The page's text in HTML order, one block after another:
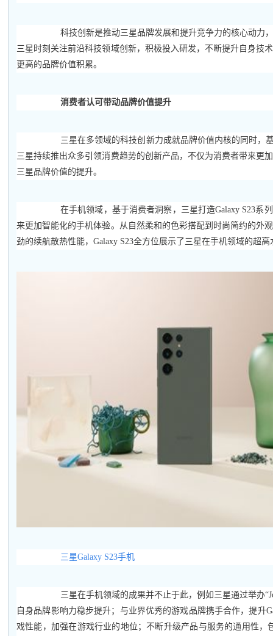
科技创新是推动三星品牌发展和提升竞争力的核心动力
三星时刻关注前沿科技领域创新，积极投入研发，不断提升自身技
更高的品牌价值积累。
消费者认可带动品牌价值提升
三星在多领域的科技创新力成就品牌价值内核的同时，
三星持续推出众多引领消费趋势的创新产品，不仅为消费者带来更
三星品牌价值的提升。
在手机领域，基于消费者洞察，三星打造Galaxy S23系
来更加智能化的手机体验。从自然柔和的色彩搭配到时尚简约的外
劲的续航散热性能，Galaxy S23全方位展示了三星在手机领域的超高
三星Galaxy S23手机
三星在手机领域的成果并不止于此，例如三星通过举办
自身品牌影响力稳步提升；与业界优秀的游戏品牌携手合作，提升
戏性能，加强在游戏行业的地位；不断升级产品与服务的通用性，